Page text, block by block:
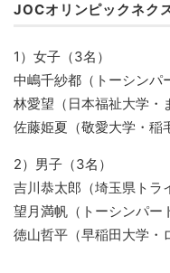
JOCオリンピックネク
1）女子（3名）
中嶋千紗都（トーシンパ
林愛望（日本福祉大学・
佐藤姫夏（敬愛大学・稲
2）男子（3名）
吉川恭太郎（埼玉県トラ
望月満帆（トーシンパー
徳山哲平（早稲田大学・